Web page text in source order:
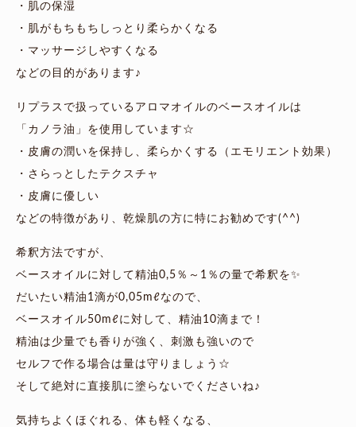
・肌の保湿
・肌がもちもちしっとり柔らかくなる
・マッサージしやすくなる
などの目的があります♪
リプラスで扱っているアロマオイルのベースオイルは
「カノラ油」を使用しています☆
・皮膚の潤いを保持し、柔らかくする（エモリエント効果）
・さらっとしたテクスチャ
・皮膚に優しい
などの特徴があり、乾燥肌の方に特にお勧めです(^^)
希釈方法ですが、
ベースオイルに対して精油0,5％～1％の量で希釈を✨
だいたい精油1滴が0,05mℓなので、
ベースオイル50mℓに対して、精油10滴まで！
精油は少量でも香りが強く、刺激も強いので
セルフで作る場合は量は守りましょう☆
そして絶対に直接肌に塗らないでくださいね♪
気持ちよくほぐれる、体も軽くなる、